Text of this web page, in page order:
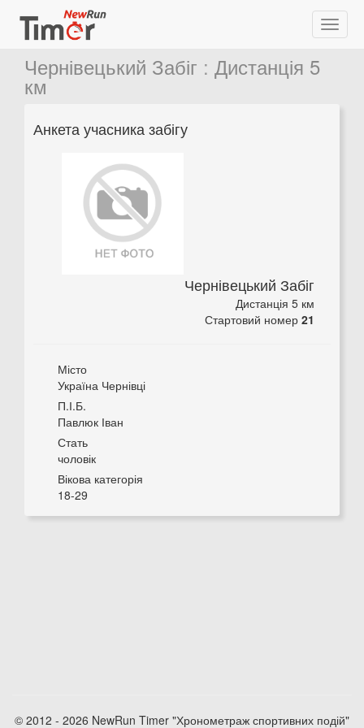
Чернівецький Забіг : Дистанція 5
км
Анкета учасника забігу
Чернівецький Забіг
Дистанція 5 км
Стартовий номер 21
Місто
Україна Чернівці
П.І.Б.
Павлюк Іван
Стать
чоловік
Вікова категорія
18-29
© 2012 - 2026 NewRun Timer "Хронометраж спортивних подій"